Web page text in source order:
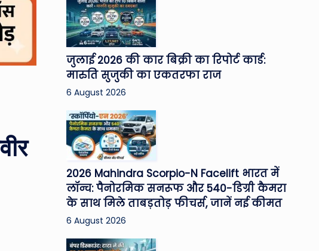
जुलाई 2026 की कार बिक्री का रिपोर्ट कार्ड:
मारुति सुजुकी का एकतरफा राज
6 August 2026
2026 Mahindra Scorpio-N Facelift भारत में
लॉन्च: पैनोरमिक सनरूफ और 540-डिग्री कैमरा
के साथ मिले ताबड़तोड़ फीचर्स, जानें नई कीमत
6 August 2026